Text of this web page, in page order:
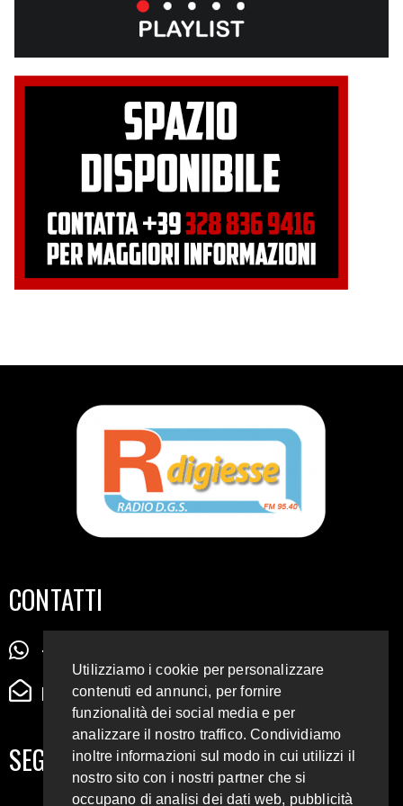
CONTATTI
+39 345 72 72 88 5
radiodigiesse@gmail.com
SEGUICI SUI SOCIAL
Utilizziamo i cookie per personalizzare
contenuti ed annunci, per fornire
funzionalità dei social media e per
analizzare il nostro traffico. Condividiamo
inoltre informazioni sul modo in cui utilizzi il
nostro sito con i nostri partner che si
occupano di analisi dei dati web, pubblicità